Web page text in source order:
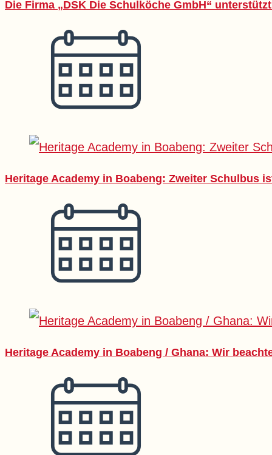
Die Firma „DSK Die Schulköche GmbH“
Heritage Academy in Boabeng: Zweiter Schulbus
Heritage Academy in Boabeng / Ghana: Wir